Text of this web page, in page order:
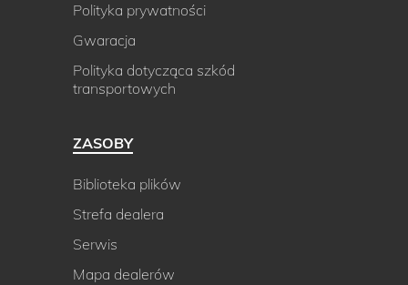
Polityka prywatności
Gwaracja
Polityka dotycząca szkód
transportowych
ZASOBY
Biblioteka plików
Strefa dealera
Serwis
Mapa dealerów